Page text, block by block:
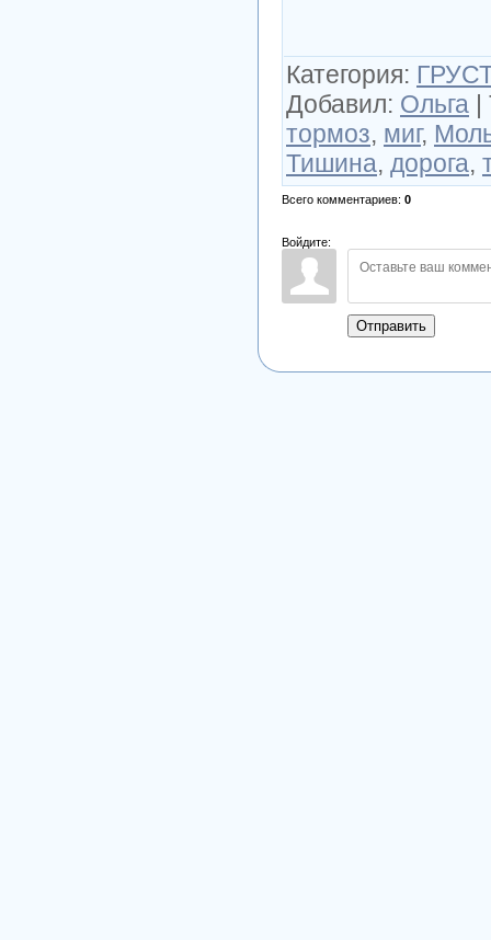
Категория:
Добавил: Ольга |
тормоз, миг,
Тишина, дорога,
Всего комментариев: 0
Войдите:
Отправить